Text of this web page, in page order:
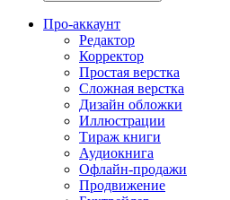
Про-аккаунт
Редактор
Корректор
Простая верстка
Сложная верстка
Дизайн обложки
Иллюстрации
Тираж книги
Аудиокнига
Офлайн-продажи
Продвижение